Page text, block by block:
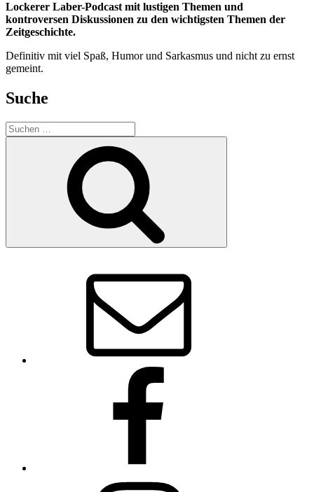
Lockerer Laber-Podcast mit lustigen Themen und
kontroversen Diskussionen zu den wichtigsten Themen der
Zeitgeschichte.
Definitiv mit viel Spaß, Humor und Sarkasmus und nicht zu ernst
gemeint.
Suche
Suchen
nach: